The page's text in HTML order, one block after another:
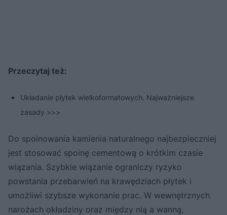
Przeczytaj też:
Układanie płytek wielkoformatowych. Najważniejsze
zasady >>>
Do spoinowania kamienia naturalnego najbezpieczniej
jest stosować spoinę cementową o krótkim czasie
wiązania. Szybkie wiązanie ograniczy ryzyko
powstania przebarwień na krawędziach płytek i
umożliwi szybsze wykonanie prac. W wewnętrznych
narożach okładziny oraz między nią a wanną,